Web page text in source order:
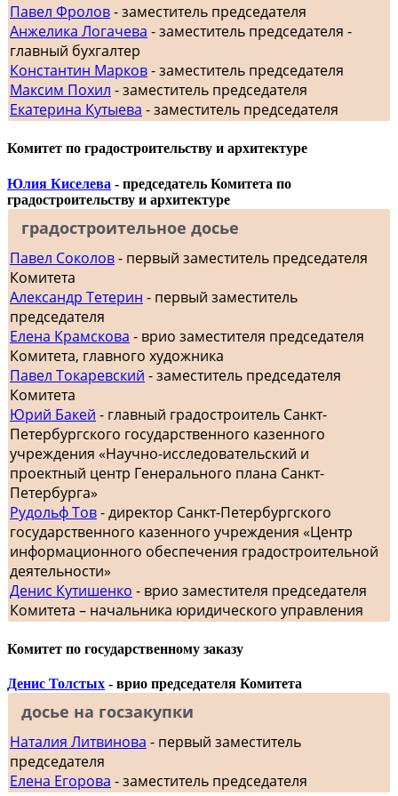
Павел Фролов- заместитель председателя
Анжелика Логачева - заместитель председателя -
главный бухгалтер
Константин Марков- заместитель председателя
Максим Похил - заместитель председателя
Екатерина Кутыева - заместитель председателя
Комитет по градостроительству и архитектуре
Юлия Киселева - председатель Комитета по
градостроительству и архитектуре
градостроительное досье
Павел Соколов- первый заместитель председателя
Комитета
Александр Тетерин - первый заместитель
председателя
Елена Крамскова - врио заместителя председателя
Комитета, главного художника
Павел Токаревский - заместитель председателя
Комитета
Юрий Бакей - главный градостроитель Санкт-
Петербургского государственного казенного
учреждения «Научно-исследовательский и
проектный центр Генерального плана Санкт-
Петербурга»
Рудольф Тов- директор Санкт-Петербургского
государственного казенного учреждения «Центр
информационного обеспечения градостроительной
деятельности»
Денис Кутишенко - врио заместителя председателя
Комитета – начальника юридического управления
Комитет по государственному заказу
Денис Толстых - врио председателя Комитета
досье на госзакупки
Наталия Литвинова - первый заместитель
председателя
Елена Егорова - заместитель председателя